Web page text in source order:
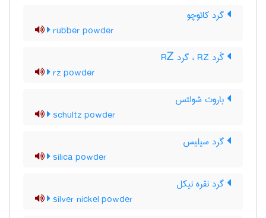
گرد کائوچو
rubber powder
گَرد RZ ، گرد RᏃ
rz powder
باروت شولتس
schultz powder
گرد سیلیس
silica powder
گرد نقره نیکل
silver nickel powder